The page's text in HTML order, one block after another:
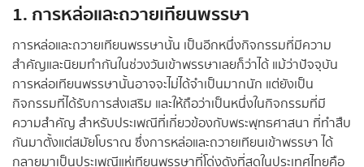
1. การหล่อและถวายเทียนพรรษา
การหล่อและถวายเทียนพรรษานั้น เป็นอีกหนึ่งกิจกรรมที่มีความ
สำคัญและนิยมทำกันในช่วงวันเข้าพรรษาเลยก็ว่าได้ แม้ว่าปัจจุบัน
การหล่อเทียนพรรษานั้นอาจจะไม่ได้จำเป็นมากนัก แต่ยังเป็น
กิจกรรมที่ได้รับการส่งเสริม และให้ถือว่าเป็นหนึ่งในกิจกรรมที่มี
ความสำคัญ สำหรับประเพณีที่เกี่ยวข้องกับพระพุทธศาสนา ที่ทำสืบ
กันมาตั้งแต่สมัยโบราณ ซึ่งการหล่อและถวายเทียนเข้าพรรษา ได้
กลายมาเป็นประเพณีแห่เทียนพรรษาที่โด่งดังที่สุดในประเทศไทยคือ